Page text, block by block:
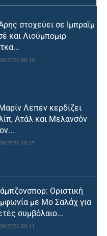
στοχεύει σε Ιμπραΐμ
και Λιούμπομιρ
2026 08:10
Λεπέν κερδίζει
Ατάλ και Μελανσόν
2026 10:35
Οριστική
με Μο Σαλάχ για
συμβόλαιο...
2026 00:11